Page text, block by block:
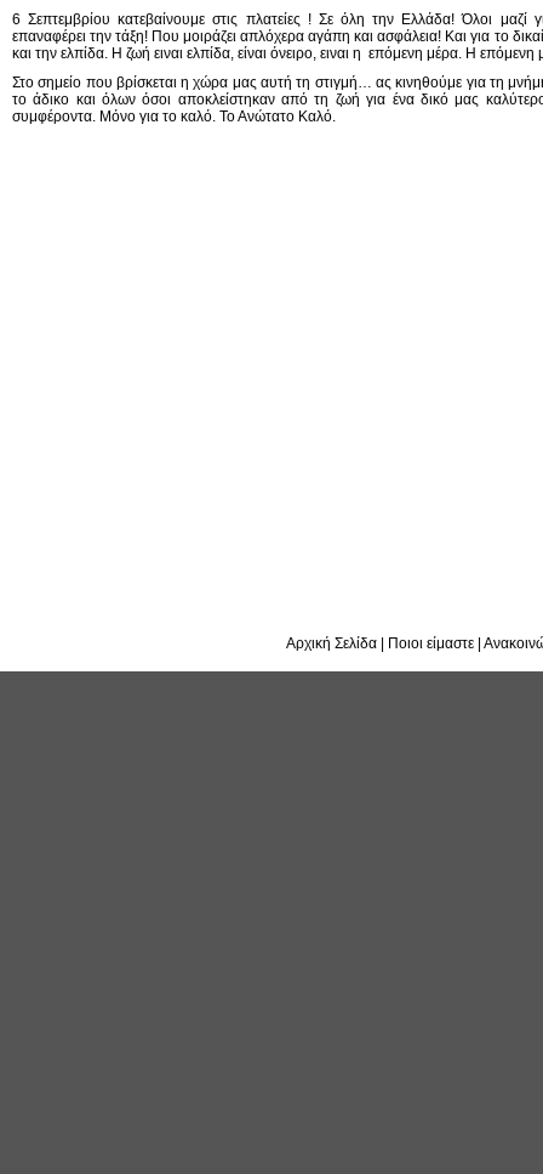
6 Σεπτεμβρίου κατεβαίνουμε στις πλατείες ! Σε όλη την Ελλάδα! Όλοι
επαναφέρει την τάξη! Που μοιράζει απλόχερα αγάπη και ασφάλεια! Και για το
και την ελπίδα. Η ζωή ειναι ελπίδα, είναι όνειρο, ειναι η επόμενη μέρα. Η
Στο σημείο που βρίσκεται η χώρα μας αυτή τη στιγμή… ας κινηθούμε για τη
το άδικο και όλων όσοι αποκλείστηκαν από τη ζωή για ένα δικό μας
συμφέροντα. Μόνο για το καλό. Το Ανώτατο Καλό.
Αρχική Σελίδα| Ποιοι είμαστε|